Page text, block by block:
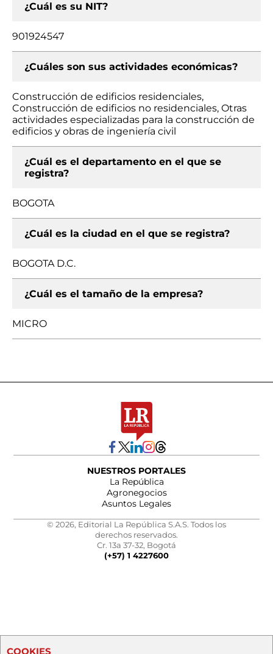
¿Cuál es su NIT?
901924547
¿Cuáles son sus actividades económicas?
Construcción de edificios residenciales,
Construcción de edificios no residenciales, Otras
actividades especializadas para la construcción de
edificios y obras de ingeniería civil
¿Cuál es el departamento en el que se
registra?
BOGOTA
¿Cuál es la ciudad en el que se registra?
BOGOTA D.C.
¿Cuál es el tamaño de la empresa?
MICRO
NUESTROS PORTALES
La República
Agronegocios
Asuntos Legales
© 2026, Editorial La República S.A.S. Todos los
derechos reservados.
Cr. 13a 37-32, Bogotá
(+57) 1 4227600
COOKIES